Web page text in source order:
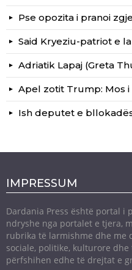
Pse opozita i pranoi
Said Kryeziu-patriot e
Adriatik Lapaj (Greta
Apel zotit Trump: Mos
Ish deputet e
IMPRESSUM
Dardania Press është portal i
ndryshe nga portalet e tjera,
rubrika të larmishme dhe me
sociale, politike, kulturore
përfshihen edhe të drejtat e